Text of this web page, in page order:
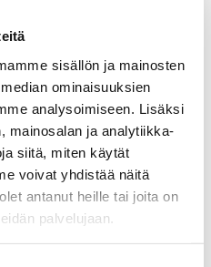
sisällön ja mainosten
ominaisuuksien
analysoimiseen. Lisäksi
mainosalan ja analytiikka-
siitä, miten käytät
voivat yhdistää näitä
antanut heille tai joita on
palvelujaan.
tekemän arvion
miljardia euroa
vuosittain. Sitran
on noin 1,1 miljardia euroa.
jää osa yritysten
joten todellinen
ja suomalaisten yritysten